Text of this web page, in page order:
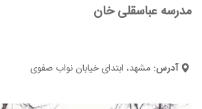
مدرسه عباسقلی خان
آدرس:مشهد، ابتدای خیابان نواب صفوی